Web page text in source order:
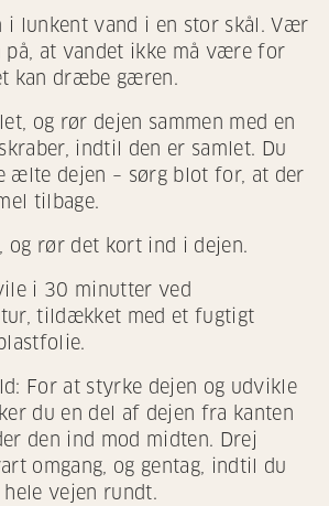
i lunkent vand i en stor skål. Vær
at vandet ikke må være for
kan dræbe gæren.
og rør dejen sammen med en
indtil den er samlet. Du
ælte dejen – sørg blot for, at der
tilbage.
og rør det kort ind i dejen.
i 30 minutter ved
tildækket med et fugtigt
For at styrke dejen og udvikle
du en del af dejen fra kanten
den ind mod midten. Drej
omgang, og gentag, indtil du
vejen rundt.